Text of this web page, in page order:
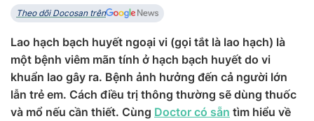
Theo dõi Docosan trên
Lao hạch bạch huyết ngoại vi (gọi tắt là lao hạch) là
một bệnh viêm mãn tính ở hạch bạch huyết do vi
khuẩn lao gây ra. Bệnh ảnh hưởng đến cả người lớn
lẫn trẻ em. Cách điều trị thông thường sẽ dùng thuốc
và mổ nếu cần thiết. Cùng Doctor có sẵn tìm hiểu về